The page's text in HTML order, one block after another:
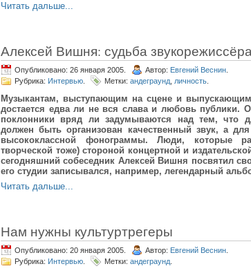
Читать дальше...
Алексей Вишня: судьба
Опубликовано: 26 января 2005. Автор: Евгений Веснин
Рубрика: Интервью Метки: андеграунд личность
Музыкантам, выступающим на сцене и
достается едва ли не вся слава и любовь публики.
поклонники вряд ли задумываются над тем, что
должен быть организован качественный звук, а
высококлассной фонограммы. Люди, которые
творческой тоже) стороной концертной и
сегодняшний собеседник Алексей Вишня посвятил
его студии записывался, например, легендарный
Читать дальше...
Нам нужны культуртрегеры
Опубликовано: 20 января 2005. Автор: Евгений Веснин
Рубрика: Интервью Метки: андеграунд